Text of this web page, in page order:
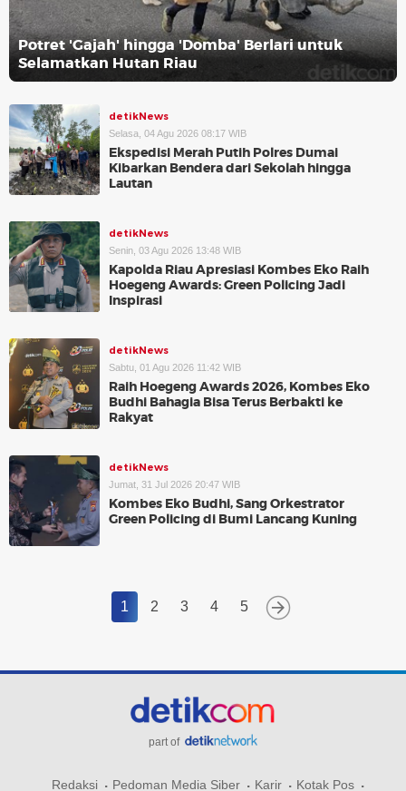
Potret 'Gajah' hingga 'Domba' Berlari untuk
Selamatkan Hutan Riau
detikNews
Selasa, 04 Agu 2026 08:17 WIB
Ekspedisi Merah Putih Polres Dumai
Kibarkan Bendera dari Sekolah hingga
Lautan
detikNews
Senin, 03 Agu 2026 13:48 WIB
Kapolda Riau Apresiasi Kombes Eko Raih
Hoegeng Awards: Green Policing Jadi
Inspirasi
detikNews
Sabtu, 01 Agu 2026 11:42 WIB
Raih Hoegeng Awards 2026, Kombes Eko
Budhi Bahagia Bisa Terus Berbakti ke
Rakyat
detikNews
Jumat, 31 Jul 2026 20:47 WIB
Kombes Eko Budhi, Sang Orkestrator
Green Policing di Bumi Lancang Kuning
1 2 3 4 5
part of
Redaksi Pedoman Media Siber Karir Kotak Pos